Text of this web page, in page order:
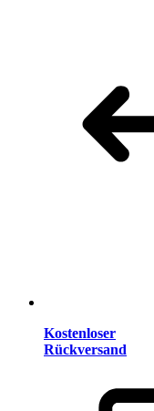
Kostenloser
Rückversand